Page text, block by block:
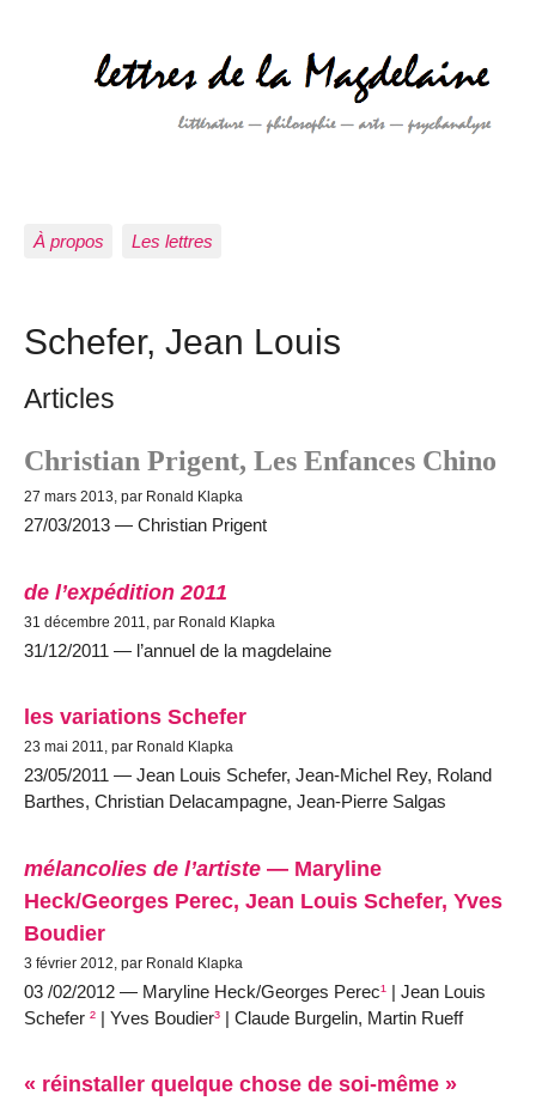
À propos Les lettres
Schefer, Jean Louis
Articles
Christian Prigent, Les Enfances Chino
27 mars 2013, par Ronald Klapka
27/03/2013 — Christian Prigent
de l’expédition 2011
31 décembre 2011, par Ronald Klapka
31/12/2011 — l’annuel de la magdelaine
les variations Schefer
23 mai 2011, par Ronald Klapka
23/05/2011 — Jean Louis Schefer, Jean-Michel Rey, Roland
Barthes, Christian Delacampagne, Jean-Pierre Salgas
mélancolies de l’artiste — Maryline
Heck/Georges Perec, Jean Louis Schefer, Yves
Boudier
3 février 2012, par Ronald Klapka
03 /02/2012 — Maryline Heck/Georges Perec¹ | Jean Louis
Schefer ² | Yves Boudier³ | Claude Burgelin, Martin Rueff
« réinstaller quelque chose de soi-même »